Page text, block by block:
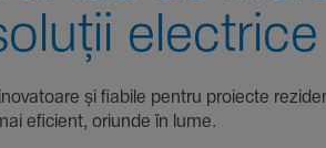
electrice
inova­toare și fiabile pentru
eficient, oriunde în lume.